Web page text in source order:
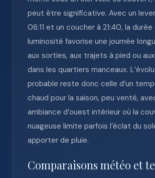
peut être significative. Avec un
06:11 et un coucher à 21:40, la durée
luminosité favorise une journée
aux sorties, aux trajets à pied ou
dans les quartiers manceaux.
probable reste donc celle d’un
chaud pour la saison, peu venté,
ambiance d’ouest intérieur où la
nuageuse limite parfois l’éclat du
apporter de pluie.
Comparaisons météo et